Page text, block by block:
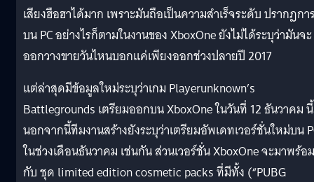
เสียงฮือฮาได้มาก เพราะมันถือเป็นความสำเร็จระดับ ปรากฏก
บน PC อย่างไรก็ตามในงานของ XboxOne ยังไม่ได้ระบุว่ามันจะ
ออกวางขายวันไหนบอกแค่เพียงออกช่วงปลายปี 2017
แต่ล่าสุดมีข้อมูลใหม่ระบุว่าเกม Playerunknown’s
Battlegrounds เตรียมออกบน XboxOne ในวันที่ 12 ธันวาคม นี้
นอกจากนี้ทีมงานสร้างยังระบุว่าเตรียมอัพเดทเวอร์ชั่นใหม่บน
ในช่วงเดือนธันวาคม เช่นกัน ส่วนเวอร์ชั่น XboxOne จะมาพร้อม
กับ ชุด limited edition cosmetic packs ที่มีทั้ง (“PUBG